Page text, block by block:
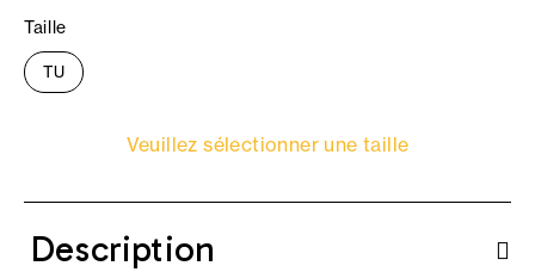
Taille
TU
Veuillez sélectionner une taille
Description